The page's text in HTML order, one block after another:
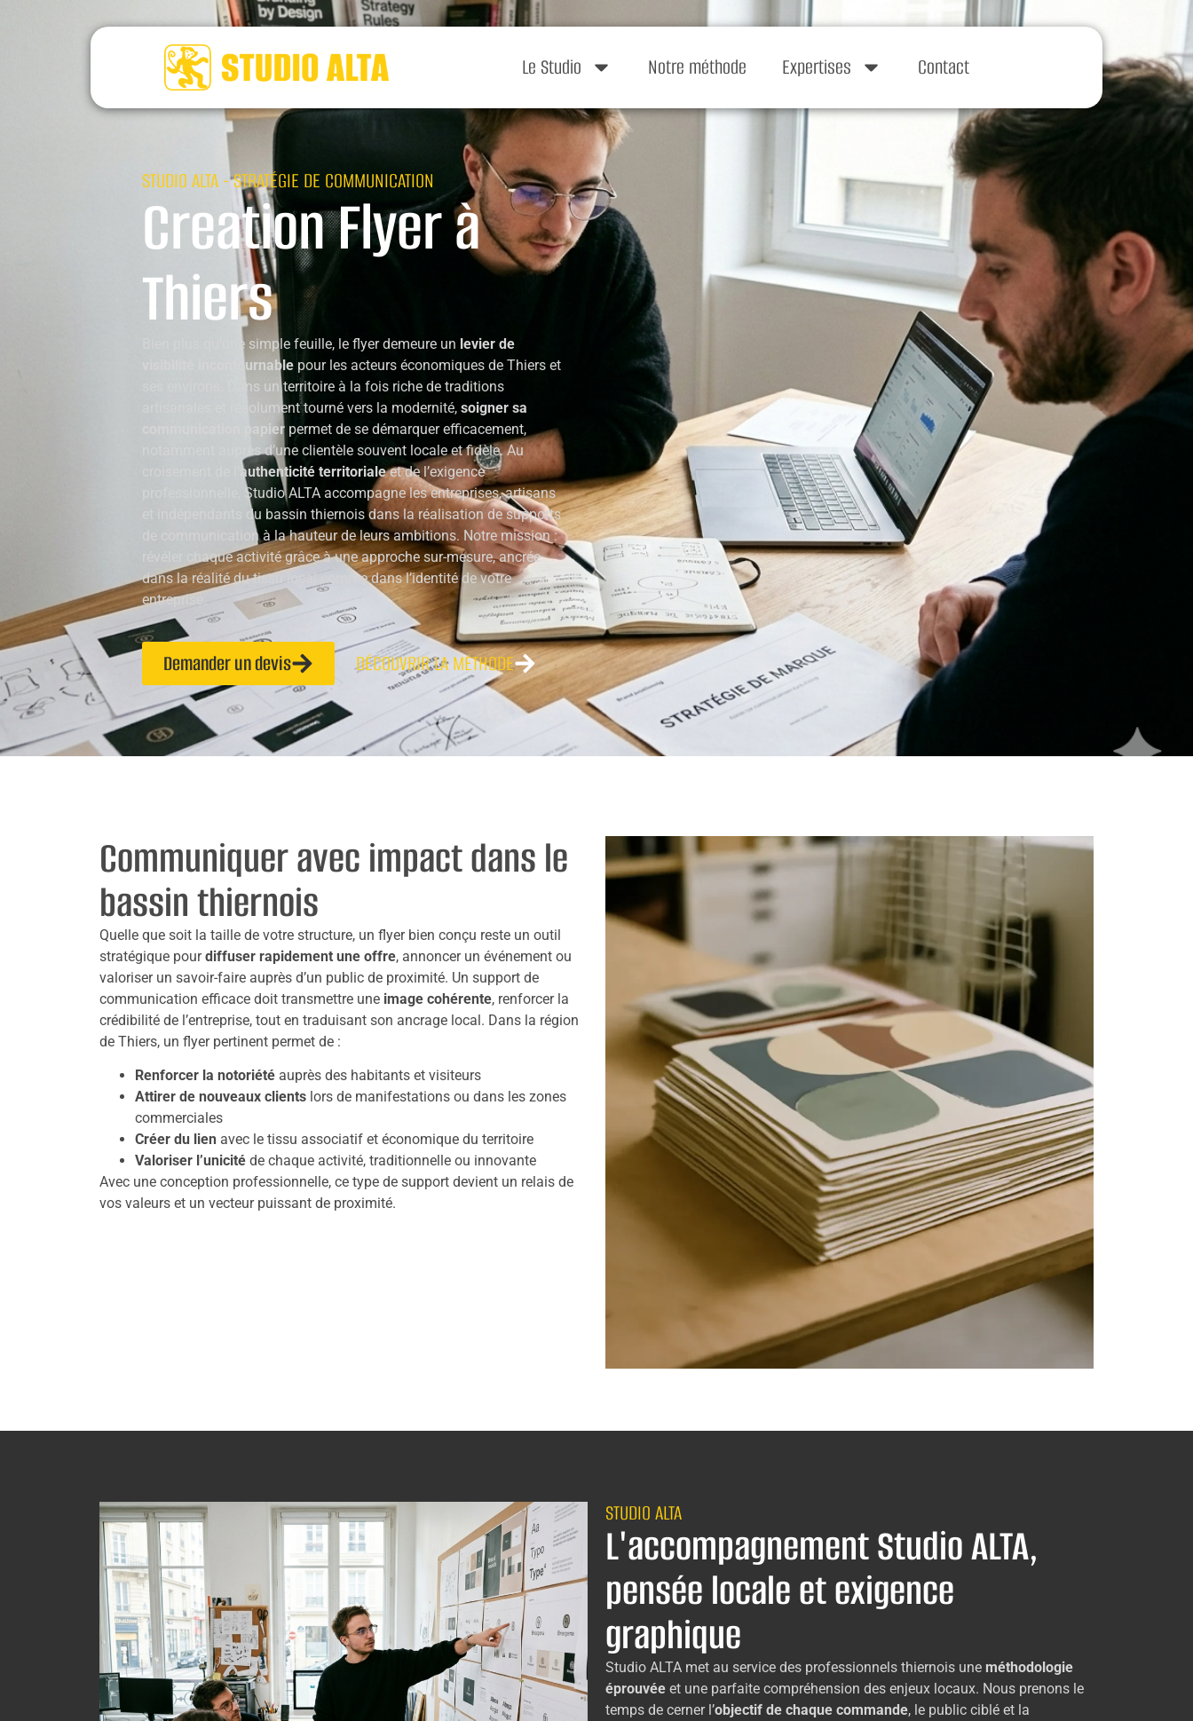
Le Studio Notre méthode Expertises Contact
STUDIO ALTA - STRATÉGIE DE COMMUNICATION
Creation Flyer à
Thiers
Bien plus qu’une simple feuille, le flyer demeure un levier de
visibilité incontournable pour les acteurs économiques de Thiers et
ses environs. Dans un territoire à la fois riche de traditions
artisanales et résolument tourné vers la modernité, soigner sa
communication papier permet de se démarquer efficacement,
notamment auprès d’une clientèle souvent locale et fidèle. Au
authenticité territorialeet de l’exigence
professionnelle, Studio ALTA accompagne les entreprises, artisans
et indépendants du bassin thiernois dans la réalisation de supports
de communication à la hauteur de leurs ambitions. Notre mission :
révéler chaque activité grâce à une approche sur-mesure, ancrée
dans la réalité du tissu local comme dans l’identité de votre
entreprise.
Demander un devis DÉCOUVRIR LA MÉTHODE
Communiquer avec impact dans le
bassin thiernois
Quelle que soit la taille de votre structure, un flyer bien conçu reste un outil
stratégique pourdiffuser rapidement une offre, annoncer un événement ou
valoriser un savoir-faire auprès d’un public de proximité. Un support de
communication efficace doit transmettre une image cohérente, renforcer la
crédibilité de l’entreprise, tout en traduisant son ancrage local. Dans la région
de Thiers, un flyer pertinent permet de :
Renforcer la notoriété auprès des habitants et visiteurs
Attirer de nouveaux clients lors de manifestations ou dans les zones
commerciales
Créer du lien avec le tissu associatif et économique du territoire
Valoriser l’unicité de chaque activité, traditionnelle ou innovante
Avec une conception professionnelle, ce type de support devient un relais de
vos valeurs et un vecteur puissant de proximité.
STUDIO ALTA
L'accompagnement Studio ALTA,
pensée locale et exigence
graphique
Studio ALTA met au service des professionnels thiernois une méthodologie
éprouvée et une parfaite compréhension des enjeux locaux. Nous prenons le
temps de cerner l’objectif de chaque commande, le public ciblé et la